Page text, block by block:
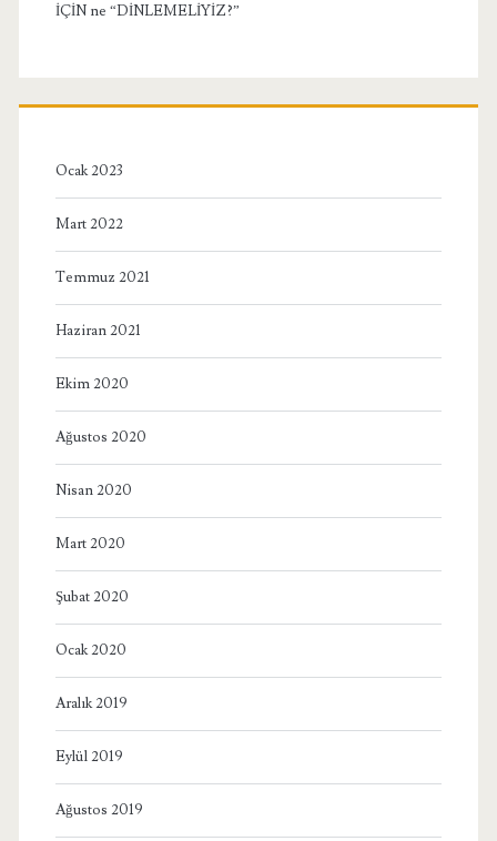
İÇİN ne “DİNLEMELİYİZ?”
Ocak 2023
Mart 2022
Temmuz 2021
Haziran 2021
Ekim 2020
Ağustos 2020
Nisan 2020
Mart 2020
Şubat 2020
Ocak 2020
Aralık 2019
Eylül 2019
Ağustos 2019